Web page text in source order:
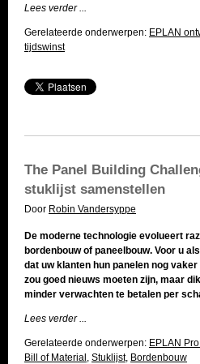
Lees verder ...
Gerelateerde onderwerpen: EPLAN
tijdswinst
The Panel Building
stuklijst samenstellen
Door Robin Vandersyppe
De moderne technologie evolueert
bordenbouw of paneelbouw. Voor u
dat uw klanten hun panelen nog
zou goed nieuws moeten zijn, maar
minder verwachten te betalen per
Lees verder ...
Gerelateerde onderwerpen: EPLAN
Bill of Material , Stuklijst, Bordenbouw